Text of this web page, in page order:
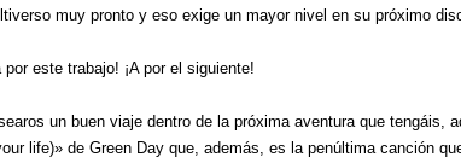
muy pronto y eso exige un mayor nivel en su próximo
por este trabajo! ¡A por el siguiente!
un buen viaje dentro de la próxima aventura que tengáis,
life)» de Green Day que, además, es la penúltima canción